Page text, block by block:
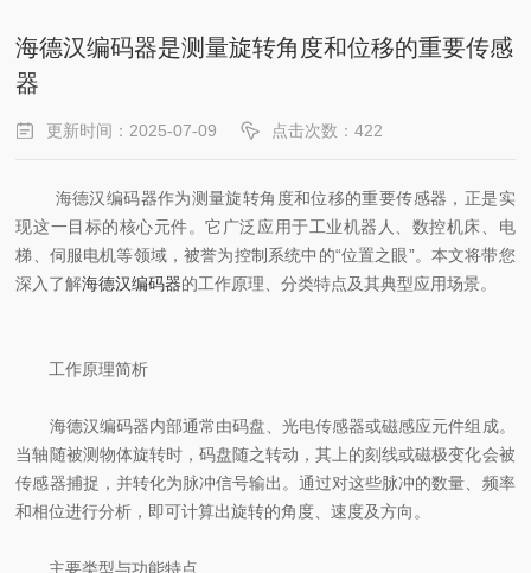
海德汉编码器是测量旋转角度和位移的重要传感
器
更新时间：2025-07-09 点击次数：422
海德汉编码器作为测量旋转角度和位移的重要传感器，正是实
现这一目标的核心元件。它广泛应用于工业机器人、数控机床、电
梯、伺服电机等领域，被誉为控制系统中的“位置之眼”。本文将带您
深入了解海德汉编码器的工作原理、分类特点及其典型应用场景。
工作原理简析
海德汉编码器内部通常由码盘、光电传感器或磁感应元件组成。
当轴随被测物体旋转时，码盘随之转动，其上的刻线或磁极变化会被
传感器捕捉，并转化为脉冲信号输出。通过对这些脉冲的数量、频率
和相位进行分析，即可计算出旋转的角度、速度及方向。
主要类型与功能特点